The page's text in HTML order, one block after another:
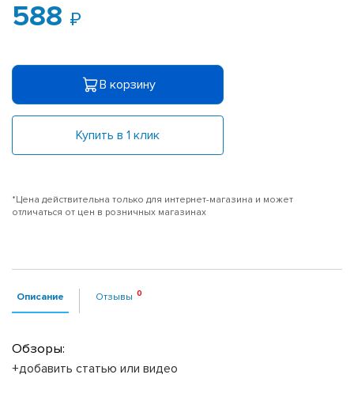
588
В корзину
Купить в 1 клик
*Цена действительна только для интернет-магазина и может
отличаться от цен в розничных магазинах
Описание Отзывы
Обзоры:
+добавить статью или видео